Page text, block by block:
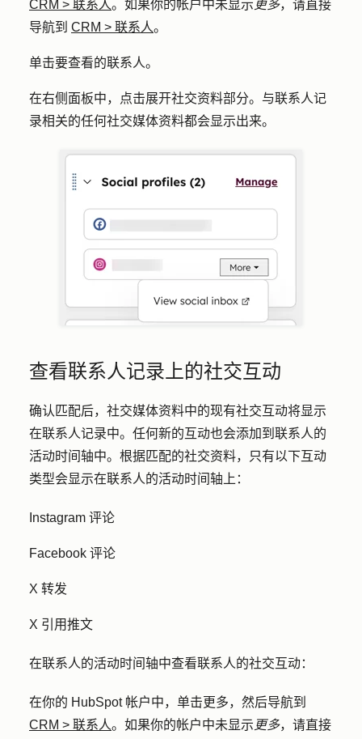
CRM > 联系人。如果你的帐户中未显示 更多，请直接
导航到 CRM > 联系人。
单击要查看的联系人。
在右侧面板中，点击展开社交资料部分。与联系人记
录相关的任何社交媒体资料都会显示出来。
查看联系人记录上的社交互动
确认匹配后，社交媒体资料中的现有社交互动将显示
在联系人记录中。任何新的互动也会添加到联系人的
活动时间轴中。根据匹配的社交资料，只有以下互动
类型会显示在联系人的活动时间轴上：
Instagram 评论
Facebook 评论
X 转发
X 引用推文
在联系人的活动时间轴中查看联系人的社交互动：
在你的 HubSpot 帐户中，单击更多，然后导航到
CRM > 联系人。如果你的帐户中未显示 更多，请直接